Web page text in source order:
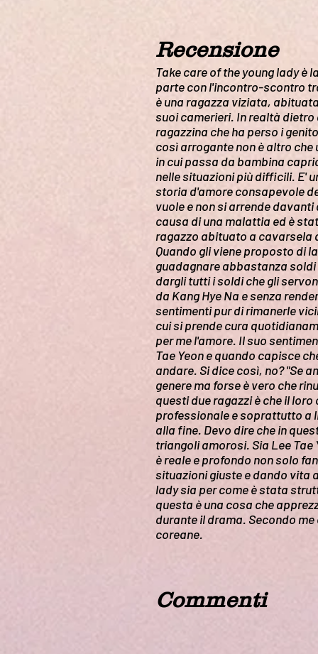
Recensione
Take care of the young lady
parte con l'incontro-scontro
è una ragazza viziata,
suoi camerieri. In realtà
ragazzina che ha perso i
così arrogante non è altro
in cui passa da bambina
nelle situazioni più difficili. E'
storia d'amore consapevole
vuole e non si arrende
causa di una malattia ed è
ragazzo abituato a cavarsela
Quando gli viene proposto di
guadagnare abbastanza
dargli tutti i soldi che gli
da Kang Hye Na e senza
sentimenti pur di rimanerle
cui si prende cura
per me l'amore. Il suo
Tae Yeon e quando capisce
andare. Si dice così, no? "Se
genere ma forse è vero che
questi due ragazzi è che il
professionale e soprattutto a
alla fine. Devo dire che in
triangoli amorosi. Sia Lee Tae
è reale e profondo non solo
situazioni giuste e dando vita
lady sia per come è stata
questa è una cosa che
durante il drama. Secondo
coreane.
Commenti